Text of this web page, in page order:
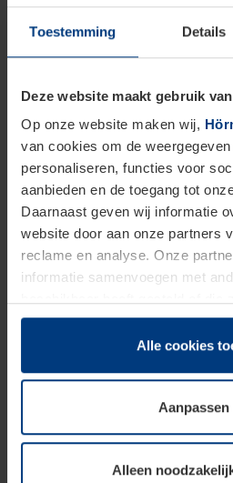
Toestemming Details
Deze website maakt gebruik
Op onze website maken wij,
van cookies om de
personaliseren, functies voor
aanbieden en de toegang tot
Daarnaast geven wij informatie
website door aan onze partners
reclame en analyse. Onze
informatie samenvoegen met
hun diensten hebben verzameld.
Juridisch hebben wij het recht
van deze pagina's absoluut
soorten cookies is uw
toestemming kunt u op elk
wijzigen of herroepen.
Alle cookies
Aanpassen
Alleen